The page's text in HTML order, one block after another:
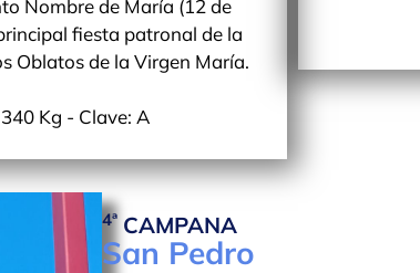
Nombre de María (12 de
fiesta patronal de la
Oblatos de la Virgen María.
Kg - Clave: A
4ª CAMPANA
San Pedro